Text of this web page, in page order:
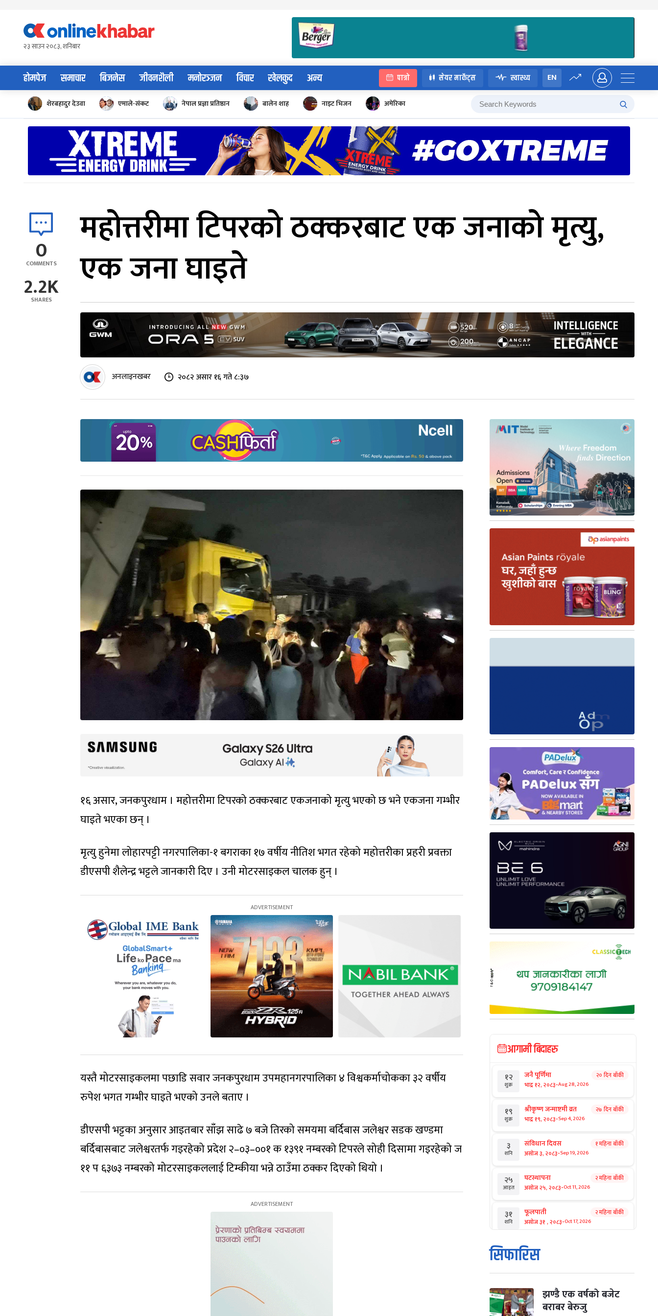
content२३ साउन २०८३, शनिबार
होमपेज समाचार बिजनेस जीवनशैली मनोरञ्जन विचार खेलकुद अन्य पात्रो सेयर मार्केट्स स्वास्थ्य EN
शेरबहादुर देउवा एमाले-संकट नेपाल प्रज्ञा प्रतिष्ठान बालेन शाह नाइट भिजन अमेरिका
0
COMMENTS
2.2K
SHARES
महोत्तरीमा टिपरको ठक्करबाट एक जनाको मृत्यु,
एक जना घाइते
अनलाइनखबर २०८२ असार १६ गते ८:३७
१६ असार, जनकपुरधाम । महोत्तरीमा टिपरको ठक्करबाट एकजनाको मृत्यु भएको छ भने एकजना गम्भीर
घाइते भएका छन् ।
मृत्यु हुनेमा लोहारपट्टी नगरपालिका-१ बगराका १७ वर्षीय नीतिश भगत रहेको महोत्तरीका प्रहरी प्रवक्ता
डीएसपी शैलेन्द्र भट्टले जानकारी दिए । उनी मोटरसाइकल चालक हुन् ।
यस्तै मोटरसाइकलमा पछाडि सवार जनकपुरधाम उपमहानगरपालिका ४ विश्वकर्माचोकका ३२ वर्षीय
रुपेश भगत गम्भीर घाइते भएको उनले बताए ।
डीएसपी भट्टका अनुसार आइतबार साँझ साढे ७ बजे तिरको समयमा बर्दिबास जलेश्वर सडक खण्डमा
बर्दिबासबाट जलेश्वरतर्फ गइरहेको प्रदेश २–०३–००१ क १३९१ नम्बरको टिपरले सोही दिसामा गइरहेको ज
११ प ६३७३ नम्बरको मोटरसाइकललाई टिम्कीया भन्ने ठाउँमा ठक्कर दिएको थियो ।
आगामी बिदाहरु
१२
शुक्र
जनै पूर्णिमा
भाद्र १२, २०८३-Aug 28, 2026
२० दिन बाँकी
१९
शुक्र
श्रीकृष्ण जन्माष्टमी व्रत
भाद्र १९, २०८३-Sep 4, 2026
२७ दिन बाँकी
३
शनि
संविधान दिवस
असोज ३, २०८३-Sep 19, 2026
१ महिना बाँकी
२५
आइत
घटस्थापना
असोज २५, २०८३-Oct 11, 2026
२ महिना बाँकी
३१
शनि
फूलपाती
असोज ३१ , २०८३-Oct 17, 2026
२ महिना बाँकी
१
आइत
कार्तिक सङ्क्रान्ति
कार्तिक १, २०८३
मंगल कार्तिक ३, २०८३ -Oct 20, 2026
सिफारिस
झण्डै एक वर्षको बजेट
बराबर बेरुजु